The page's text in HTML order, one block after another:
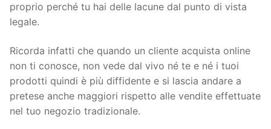
proprio perché tu hai delle lacune dal punto di vista
legale.
Ricorda infatti che quando un cliente acquista online
non ti conosce, non vede dal vivo né te e né i tuoi
prodotti quindi è più diffidente e si lascia andare a
pretese anche maggiori rispetto alle vendite effettuate
nel tuo negozio tradizionale.